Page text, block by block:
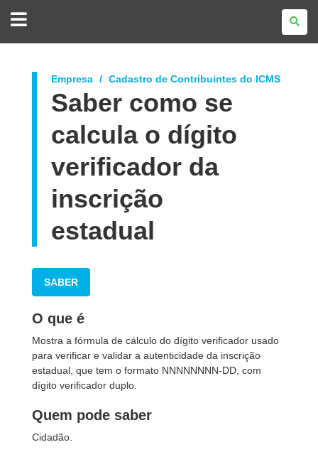
DO
Empresa Cadastro de Contribuintes do ICMS
Saber como se
calcula o dígito
verificador da
inscrição
estadual
SABER
O que é
Mostra a fórmula de cálculo do dígito verificador usado
para verificar e validar a autenticidade da inscrição
estadual, que tem o formato NNNNNNNN-DD, com
dígito verificador duplo.
Quem pode saber
Cidadão.